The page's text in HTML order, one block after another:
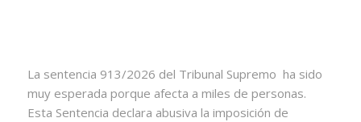
La sentencia 913/2026 del Tribunal Supremo ha sido
muy esperada porque afecta a miles de personas.
Esta Sentencia declara abusiva la imposición de